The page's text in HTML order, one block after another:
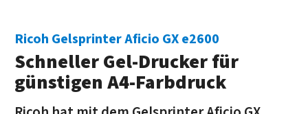
Ricoh Gelsprinter Aficio GX e2600
Schneller Gel-Drucker für
günstigen A4-Farbdruck